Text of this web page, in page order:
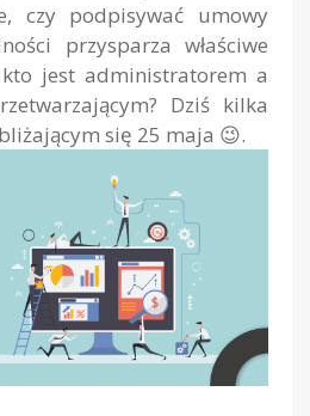
czy podpisywać umowy
przysparza właściwe
jest administratorem a
Dziś kilka
się 25 maja 😉.